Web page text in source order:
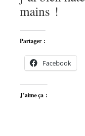
mains !
Partager :
Facebook
J’aime ça :